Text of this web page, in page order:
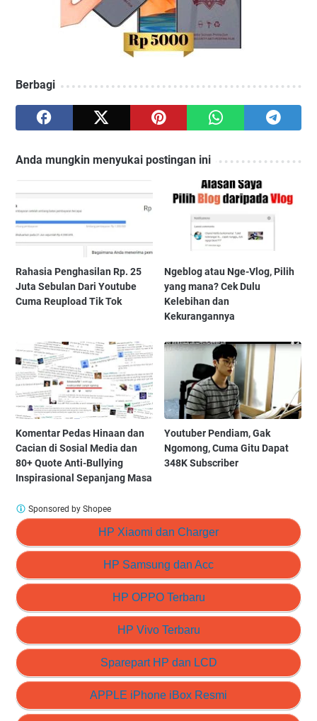
Berbagi
Anda mungkin menyukai postingan ini
Rahasia Penghasilan Rp. 25
Juta Sebulan Dari Youtube
Cuma Reupload Tik Tok
Ngeblog atau Nge-Vlog, Pilih
yang mana? Cek Dulu
Kelebihan dan
Kekurangannya
Komentar Pedas Hinaan dan
Cacian di Sosial Media dan
80+ Quote Anti-Bullying
Inspirasional Sepanjang Masa
Youtuber Pendiam, Gak
Ngomong, Cuma Gitu Dapat
348K Subscriber
HP Xiaomi dan Charger
HP Samsung dan Acc
HP OPPO Terbaru
HP Vivo Terbaru
Sparepart HP dan LCD
APPLE iPhone iBox Resmi
Sponsored by Shopee